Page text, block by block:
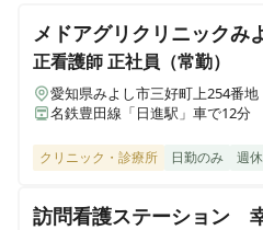
ス病院
准看護師 パート・アルバイト
《名古屋市千種区》＊非常勤
ブルワークOK◎残業ほぼゼ
メドアグリクリニックみ
正看護師正社員（常勤）
愛知県みよし市三好町上254番地
名鉄豊田線「日進駅」車で12分
クリニック・診療所 日勤のみ 週
訪問看護ステーション